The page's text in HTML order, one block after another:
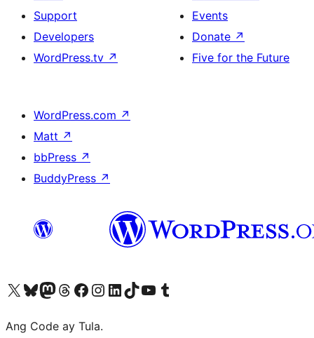
Support
Developers
WordPress.tv ↗
Events
Donate ↗
Five for the Future
WordPress.com ↗
Matt ↗
bbPress ↗
BuddyPress ↗
Visit our X (formerly Twitter) account
Bisitahin ang aming Bluesky account
Visit our Mastodon account
Bisitahin ang aming Threads account
Visit our Facebook page
Visit our Instagram account
Visit our LinkedIn account
Bisitahin ang aming TikTok account
Visit our YouTube channel
Bisitahin ang aming Tumblr account
Ang Code ay Tula.